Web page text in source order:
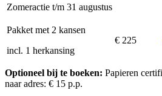
Zomeractie t/m 31 augustus
Pakket met 2 kansen
incl. 1 herkansing
€ 225
Optioneel bij te boeken: Papieren
naar adres: € 15 p.p.